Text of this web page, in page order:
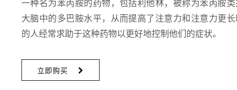
一种名为苯丙胺的药物，包括利他林，被称为苯丙胺
大脑中的多巴胺水平，从而提高了注意力和注意力更
的人经常求助于这种药物以更好地控制他们的症状。
立即购买